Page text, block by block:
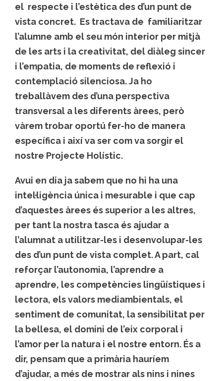
el respecte i l’estètica des d’un punt de
vista concret. Es tractava de familiaritzar
l’alumne amb el seu món interior per mitjà
de les arts i la creativitat, del diàleg sincer
i l’empatia, de moments de reflexió i
contemplació silenciosa. Ja ho
treballàvem des d’una perspectiva
transversal a les diferents àrees, però
vàrem trobar oportú fer-ho de manera
específica i així va ser com va sorgir el
nostre Projecte Holístic.
Avui en dia ja sabem que no hi ha una
intel·ligència única i mesurable i que cap
d’aquestes àrees és superior a les altres,
per tant la nostra tasca és ajudar a
l’alumnat a utilitzar-les i desenvolupar-les
des d’un punt de vista complet. A part, cal
reforçar l’autonomia, l’aprendre a
aprendre, les competències lingüístiques i
lectora, els valors mediambientals, el
sentiment de comunitat, la sensibilitat per
la bellesa, el domini de l’eix corporal i
l’amor per la natura i el nostre entorn. És a
dir, pensam que a primària hauríem
d’ajudar, a més de mostrar als nins i nines